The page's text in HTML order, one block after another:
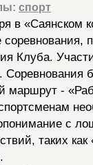
спорт
в «Саянском
соревнования,
Клуба.
Соревнования
маршрут -
с
таких